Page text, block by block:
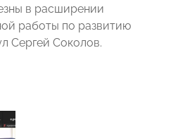
в расширении
работы по развитию
Сергей Соколов.